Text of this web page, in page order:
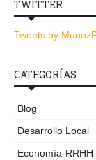
TWITTER
Tweets by
CATEGORÍAS
Blog
Desarrollo Local
Economía-RRHH